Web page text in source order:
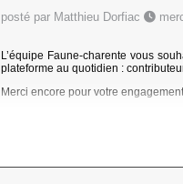
posté par Matthieu Dorfiac
L’équipe Faune-charente vous
plateforme au quotidien :
Merci encore pour votre